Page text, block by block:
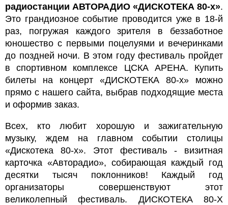
радиостанции АВТОРАДИО «ДИСКОТЕКА 80-х».
Это грандиозное событие проводится уже в 18-й
раз, погружая каждого зрителя в беззаботное
юношество с первыми поцелуями и вечеринками
до поздней ночи. В этом году фестиваль пройдет
в спортивном комплексе ЦСКА АРЕНА. Купить
билеты на концерт «ДИСКОТЕКА 80-х» можно
прямо с нашего сайта, выбрав подходящие места
и оформив заказ.
Всех, кто любит хорошую и зажигательную
музыку, ждем на главном событии столицы
«Дискотека 80-х». Этот фестиваль - визитная
карточка «Авторадио», собирающая каждый год
десятки тысяч поклонников! Каждый год
организаторы совершенствуют этот
великолепный фестиваль. ДИСКОТЕКА 80-Х